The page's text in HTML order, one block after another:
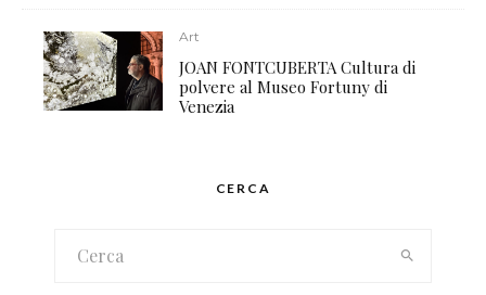
Art
JOAN FONTCUBERTA Cultura di
polvere al Museo Fortuny di
Venezia
CERCA